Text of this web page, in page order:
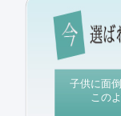
子供に面
このような